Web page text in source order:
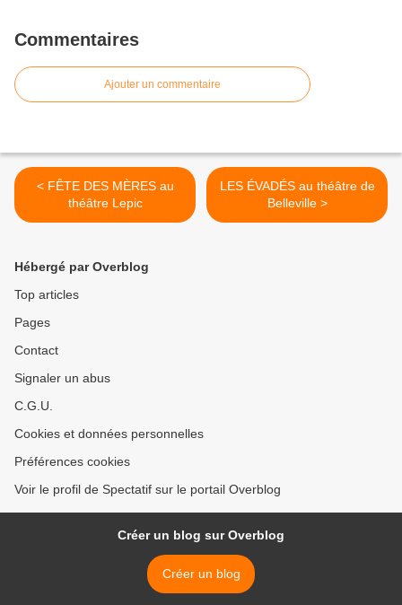
Commentaires
Ajouter un commentaire
< FÊTE DES MÈRES au
théâtre Lepic
LES ÉVADÉS au théâtre de
Belleville >
Hébergé par Overblog
Top articles
Pages
Contact
Signaler un abus
C.G.U.
Cookies et données personnelles
Préférences cookies
Voir le profil de Spectatif sur le portail Overblog
Créer un blog sur Overblog
Créer un blog